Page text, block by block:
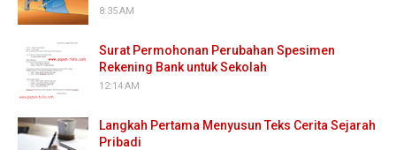
8:35 AM
Surat Permohonan Perubahan Spesimen
Rekening Bank untuk Sekolah
12:14 AM
Langkah Pertama Menyusun Teks Cerita Sejarah
Pribadi